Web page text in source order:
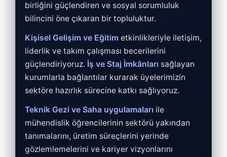
birliğini güçlendiren ve sosyal sorumluluk
bilincini öne çıkaran bir topluluktur.
Kişisel Gelişim ve Eğitim etkinlikleriyle iletişim,
liderlik ve takım çalışması becerilerini
güçlendiriyoruz. İş ve Staj İmkânları sağlayan
kurumlarla bağlantılar kurarak üyelerimizin
sektöre hazırlık sürecine katkı sağlıyoruz.
Teknik Gezi ve Saha uygulamaları ile
mühendislik öğrencilerinin sektörü yakından
tanımalarını, üretim süreçlerini yerinde
gözlemlemelerini ve kariyer vizyonlarını